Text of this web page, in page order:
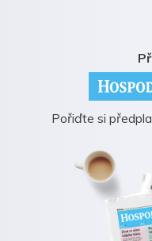
Pořiďte si